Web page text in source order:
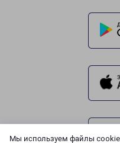
Мы используем файлы cookie